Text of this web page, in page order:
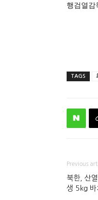
행검열감
TAGS
Previous
북한, 산
생 5kg 바